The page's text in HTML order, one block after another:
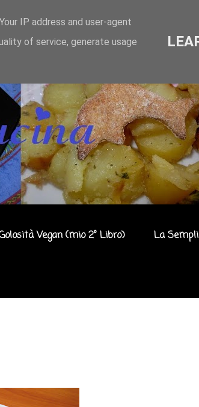
Vegan (mio 2° Libro) La
IP address and user-agent
of service, generate usage